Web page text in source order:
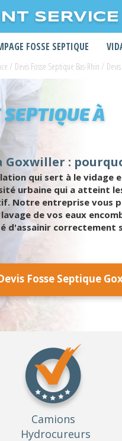
SERVICE
FOSSE SEPTIQUE
/ Devis Fosse Septique Bas-Rhin /
À
Goxwiller :
qui sert à le vidage
urbaine qui a atteint
Notre entreprise vous
de vos eaux
correctement
Fosse Septique
Camions
Hydrocureurs